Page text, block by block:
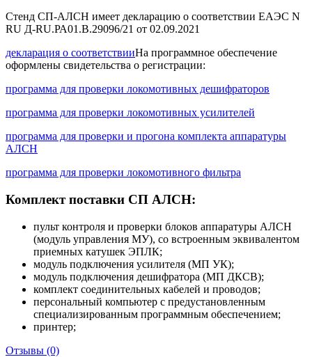
Стенд СП-АЛСН имеет декларацию о соответствии ЕАЭС N
RU Д-RU.РА01.В.29096/21 от 02.09.2021
декларация о соответствииНа программное обеспечение
оформлены свидетельства о регистрации:
программа для проверки локомотивных дешифраторов
программа для проверки локомотивных усилителей
программа для проверки и прогона комплекта аппаратуры
АЛСН
программа для проверки локомотивного фильтра
Комплект поставки СП АЛСН:
пульт контроля и проверки блоков аппаратуры АЛСН
(модуль управления МУ), со встроенным эквивалентом
приемных катушек ЭПЛК;
модуль подключения усилителя (МП УК);
модуль подключения дешифратора (МП ДКСВ);
комплект соединительных кабелей и проводов;
персональный компьютер с предустановленным
специализированным программным обеспечением;
принтер;
Отзывы (0)